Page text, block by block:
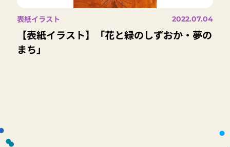
表紙イラスト 2022.07.04
【表紙イラスト】「花と緑のしずおか・夢の
まち」